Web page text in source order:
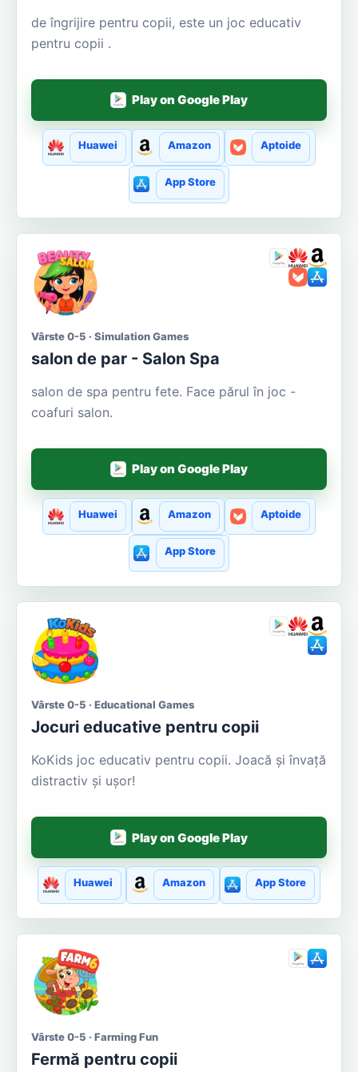
de îngrijire pentru copii, este un joc educativ
pentru copii .
Play on Google Play
Huawei Amazon Aptoide
App Store
Vârste 0-5 · Simulation Games
salon de par - Salon Spa
salon de spa pentru fete. Face părul în joc -
coafuri salon.
Play on Google Play
Huawei Amazon Aptoide
App Store
Vârste 0-5 · Educational Games
Jocuri educative pentru copii
KoKids joc educativ pentru copii. Joacă și învață
distractiv și ușor!
Play on Google Play
Huawei Amazon App Store
Vârste 0-5 · Farming Fun
Fermă pentru copii